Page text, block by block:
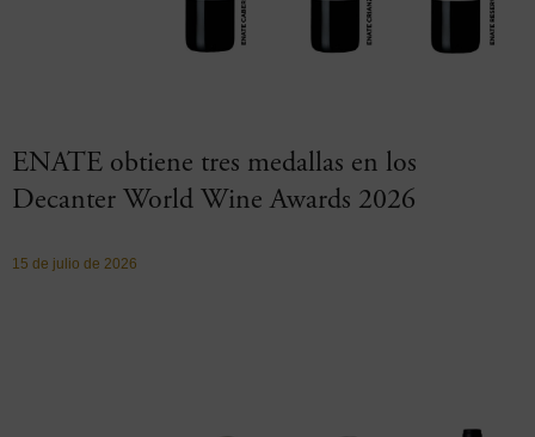
ENATE obtiene tres medallas en los
Decanter World Wine Awards 2026
15 de julio de 2026